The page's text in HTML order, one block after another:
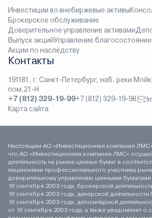
Инвестиции во внебиржевые активы
Брокерское обслуживание
Доверительное управление активами
Выпуск акцийУправление
Акции по наследству
Контакты
191181, г. Санкт-Петербург, наб. реки
пом.21-Н
+7 (812) 329-19-99+7 (812) 329-19-98
Карта сайта
Настоящим АО «Инвестиционная компания
что АО «Инвестиционная компания ЛМС»
деятельность на рынке ценных бумаг в
лицензиями профессионального участника
доверительному управлению ценными бумагами
16 сентября 2003 года, брокерской
16 сентября 2003 года, дилерской деятельности
16 сентября 2003 года, депозитарной
от 16 сентября 2003 года; а также уведомляет о